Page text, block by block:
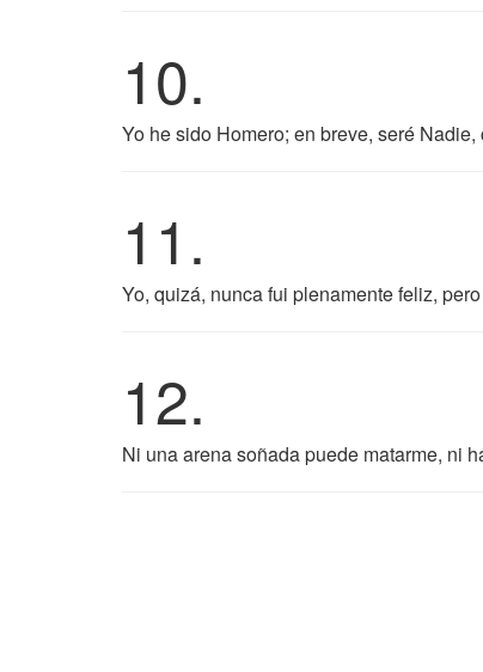
10.
Yo he sido Homero; en breve, seré
11.
Yo, quizá, nunca fui plenamente feliz,
12.
Ni una arena soñada puede matarme, ni